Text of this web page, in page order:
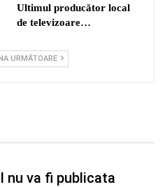
Ultimul producător local
de televizoare…
URMĂTOARE
nu va fi publicata